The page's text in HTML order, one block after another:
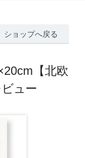
ショップへ戻る
【北欧
ュー